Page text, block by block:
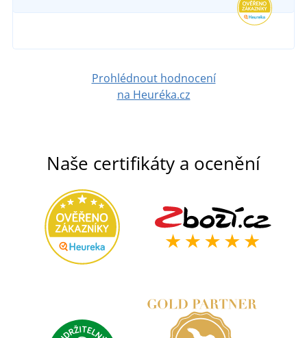
Prohlédnout hodnocení
na Heuréka.cz
Naše certifikáty a ocenění